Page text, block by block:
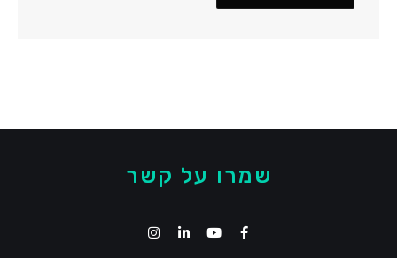
שמרו על קשר